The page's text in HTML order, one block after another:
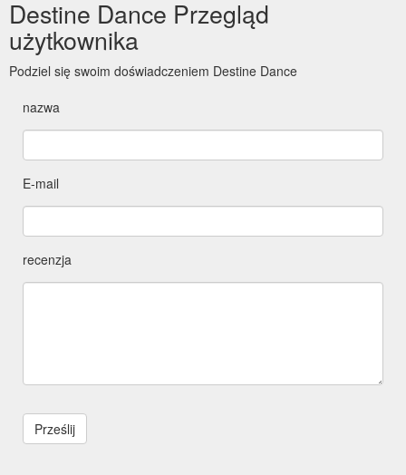
Destine Dance Przegląd
użytkownika
Podziel się swoim doświadczeniem Destine Dance
nazwa
E-mail
recenzja